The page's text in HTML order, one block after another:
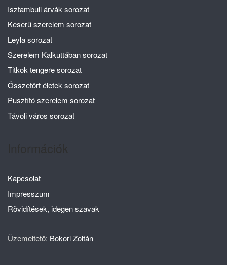
Isztambuli árvák sorozat
Keserű szerelem sorozat
Leyla sorozat
Szerelem Kalkuttában sorozat
Titkok tengere sorozat
Összetört életek sorozat
Pusztító szerelem sorozat
Távoli város sorozat
Kapcsolat
Impresszum
Rövidítések, idegen szavak
Üzemeltető: Bokori Zoltán